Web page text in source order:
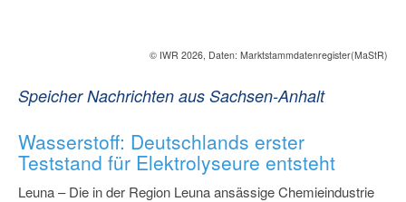
© IWR 2026, Daten: Marktstammdatenregister(MaStR)
Speicher Nachrichten aus Sachsen-Anhalt
Wasserstoff: Deutschlands erster
Teststand für Elektrolyseure entsteht
Leuna – Die in der Region Leuna ansässige Chemieindustrie